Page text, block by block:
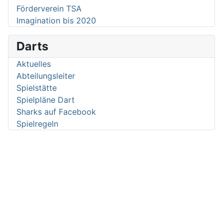
Förderverein TSA
Imagination bis 2020
Darts
Aktuelles
Abteilungsleiter
Spielstätte
Spielpläne Dart
Sharks auf Facebook
Spielregeln